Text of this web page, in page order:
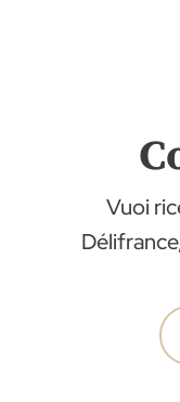
Vuoi